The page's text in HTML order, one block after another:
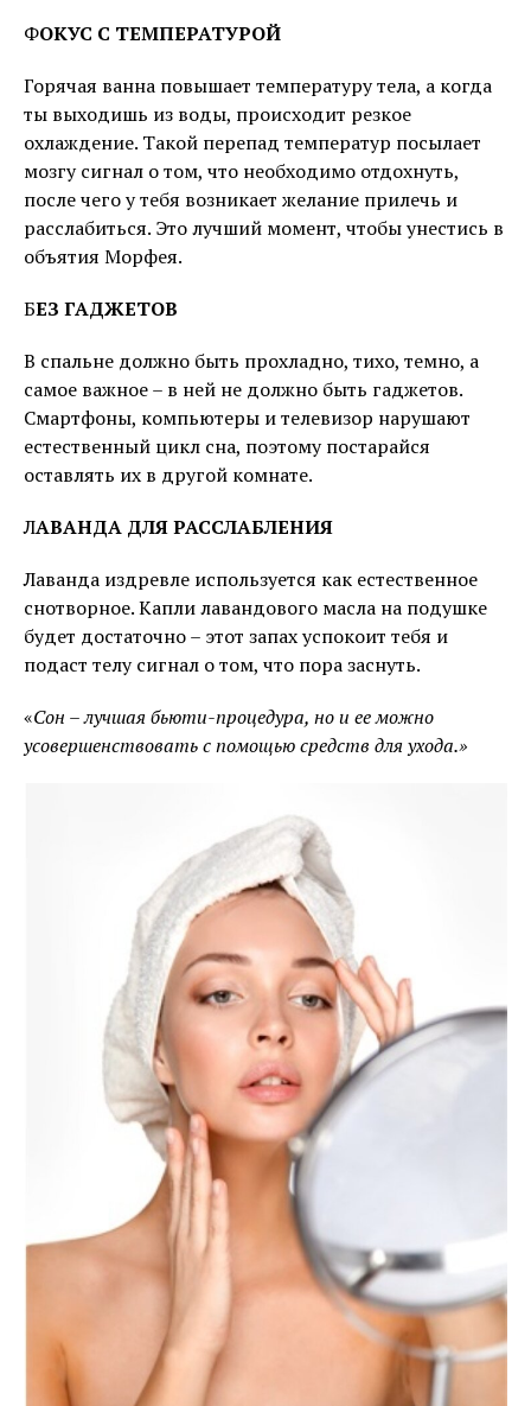
ФОКУС С ТЕМПЕРАТУРОЙ
Горячая ванна повышает температуру тела, а когда
ты выходишь из воды, происходит резкое
охлаждение. Такой перепад температур посылает
мозгу сигнал о том, что необходимо отдохнуть,
после чего у тебя возникает желание прилечь и
расслабиться. Это лучший момент, чтобы унестись в
объятия Морфея.
БЕЗ ГАДЖЕТОВ
В спальне должно быть прохладно, тихо, темно, а
самое важное – в ней не должно быть гаджетов.
Смартфоны, компьютеры и телевизор нарушают
естественный цикл сна, поэтому постарайся
оставлять их в другой комнате.
ЛАВАНДА ДЛЯ РАССЛАБЛЕНИЯ
Лаванда издревле используется как естественное
снотворное. Капли лавандового масла на подушке
будет достаточно – этот запах успокоит тебя и
подаст телу сигнал о том, что пора заснуть.
«Сон – лучшая бьюти-процедура, но и ее можно
усовершенствовать с помощью средств для ухода.»